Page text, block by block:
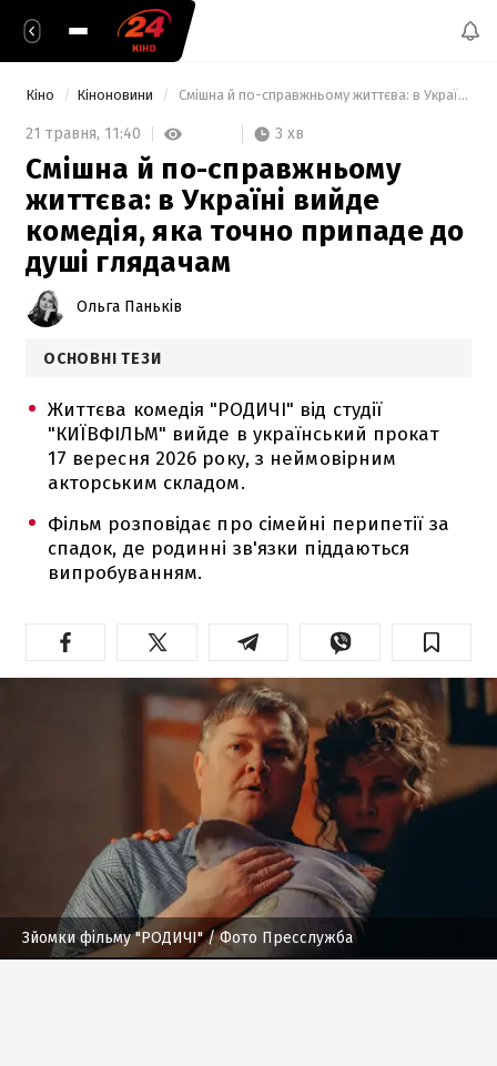
Кіно Кіноновини Смішна й по-справжньому життєва: в Україні вийде комедія, яка точно припаде до душі глядачам
21 травня, 11:40 3 хв
Смішна й по-справжньому
життєва: в Україні вийде
комедія, яка точно припаде до
душі глядачам
Ольга Паньків
ОСНОВНІ ТЕЗИ
Життєва комедія "РОДИЧІ" від студії
"КИЇВФІЛЬМ" вийде в український прокат
17 вересня 2026 року, з неймовірним
акторським складом.
Фільм розповідає про сімейні перипетії за
спадок, де родинні зв'язки піддаються
випробуванням.
Зйомки фільму "РОДИЧІ"/ Фото Пресслужба